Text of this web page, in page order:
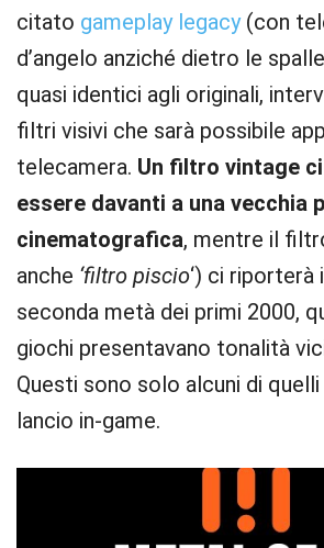
citato gameplay legacy(con
d’angelo anziché dietro le
quasi identici agli originali,
filtri visivi che sarà possibile
telecamera. Un filtro vintage ci
essere davanti a una vecchia
cinematografica, mentre il
anche ‘filtro piscio‘) ci
seconda metà dei primi 2000,
giochi presentavano tonalità
Questi sono solo alcuni di
lancio in-game.